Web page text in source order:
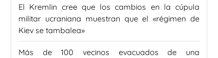
El Kremlin cree que los cambios en la cúpula
militar ucraniana muestran que el «régimen de
Kiev se tambalea»
Más de 100 vecinos evacuados de una